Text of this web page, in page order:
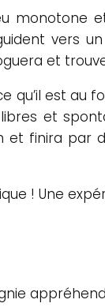
monotone
vers
et
qu’il est
et
finira par
! Une